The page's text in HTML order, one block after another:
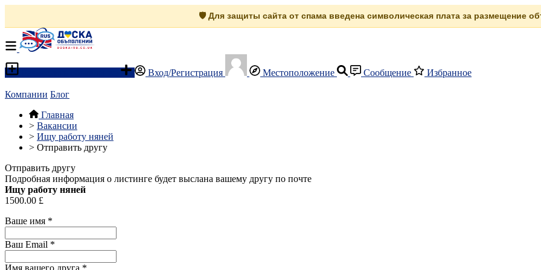
🛡️ Для защиты сайта от спама введена символическая плата за размещение
Вход/Регистрация Местоположение Сообщение Избранное
Компании Блог
Главная
> Вакансии
> Ищу работу няней
> Отправить другу
Отправить другу
Подробная информация о листинге будет выслана вашему другу по почте
Ищу работу няней
1500.00 £
Ваше имя *
Ваш Email *
Имя вашего друга *